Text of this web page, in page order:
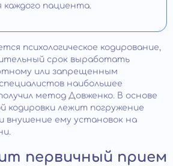
каждого пациента.
психологическое кодирование,
срок выработать
или запрещенным
наибольшее
метод Довженко. В основе
кодировки лежит погружение
внушение ему установок на
первичный прием